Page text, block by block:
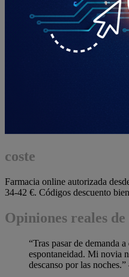
coste
Farmacia online autorizada
34-42 €. Códigos descuento
Opiniones reales
“Tras pasar de demanda
espontaneidad. Mi novia
descanso por las